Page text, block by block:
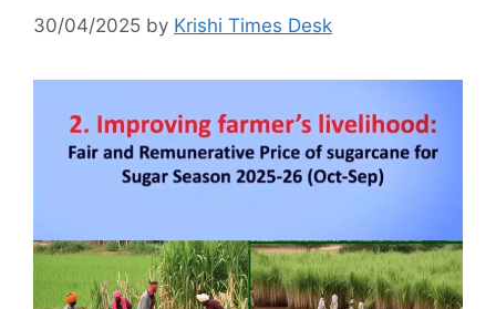
30/04/2025 by Krishi Times Desk